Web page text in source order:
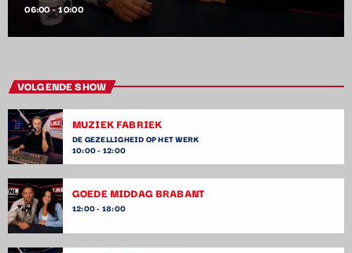
06:00 - 10:00
VOLGENDE SHOW
MUZIEK FABRIEK
DE GEZELLIGHEID OP HET WERK
10:00 - 12:00
GOEDE MIDDAG BRABANT
12:00 - 18:00